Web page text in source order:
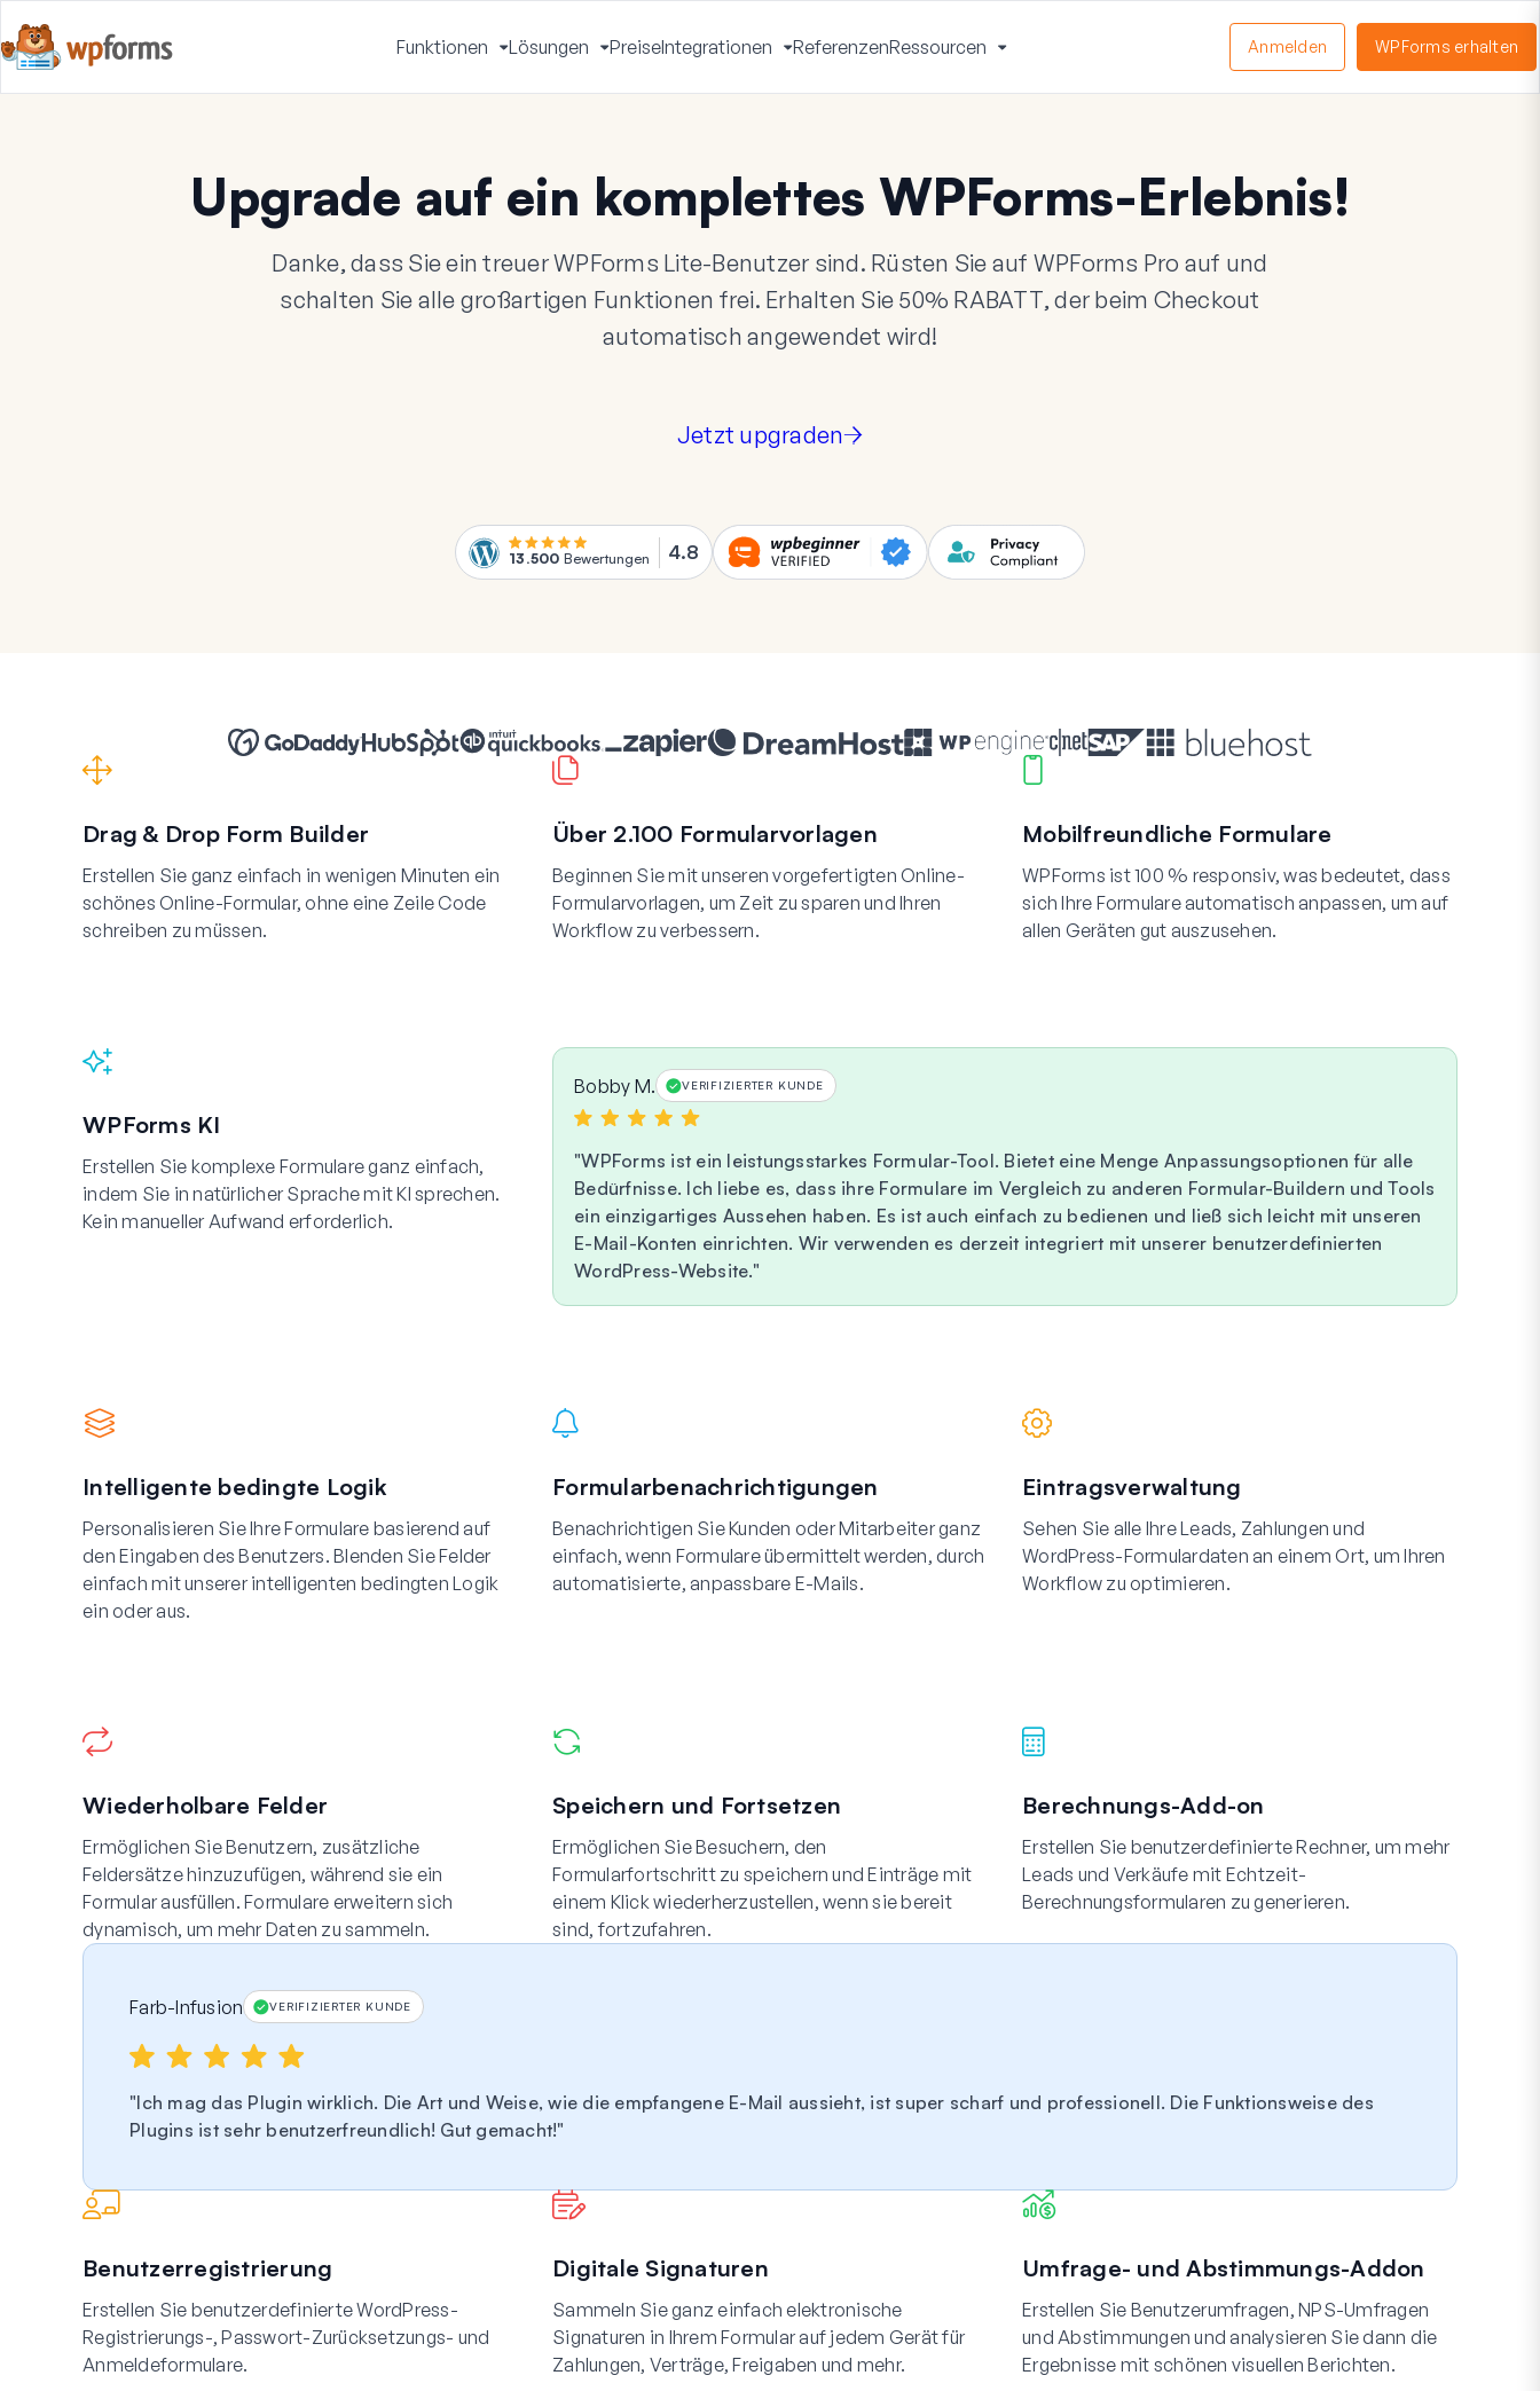
Funktionen
Menü
umschalten
Lösungen
Menü
umschalten
PreiseIntegrationen
Menü
umschalten
ReferenzenRessourcen
umschalten
Anmelden WPForms erhalten
Upgrade auf ein komplettes WPForms-Erlebnis!
Danke, dass Sie ein treuer WPForms Lite-Benutzer sind. Rüsten Sie auf WPForms Pro auf und
schalten Sie alle großartigen Funktionen frei. Erhalten Sie 50% RABATT, der beim Checkout
automatisch angewendet wird!
Jetzt upgraden
13.500 Bewertungen 4.8
Drag & Drop Form Builder
Erstellen Sie ganz einfach in wenigen Minuten ein
schönes Online-Formular, ohne eine Zeile Code
schreiben zu müssen.
Über 2.100 Formularvorlagen
Beginnen Sie mit unseren vorgefertigten Online-
Formularvorlagen, um Zeit zu sparen und Ihren
Workflow zu verbessern.
Mobilfreundliche Formulare
WPForms ist 100 % responsiv, was bedeutet, dass
sich Ihre Formulare automatisch anpassen, um auf
allen Geräten gut auszusehen.
WPForms KI
Erstellen Sie komplexe Formulare ganz einfach,
indem Sie in natürlicher Sprache mit KI sprechen.
Kein manueller Aufwand erforderlich.
Bobby M. VERIFIZIERTER KUNDE
WPForms ist ein leistungsstarkes Formular-Tool. Bietet eine Menge Anpassungsoptionen für alle
Bedürfnisse. Ich liebe es, dass ihre Formulare im Vergleich zu anderen Formular-Buildern und Tools
ein einzigartiges Aussehen haben. Es ist auch einfach zu bedienen und ließ sich leicht mit unseren
E-Mail-Konten einrichten. Wir verwenden es derzeit integriert mit unserer benutzerdefinierten
WordPress-Website.
Intelligente bedingte Logik
Personalisieren Sie Ihre Formulare basierend auf
den Eingaben des Benutzers. Blenden Sie Felder
einfach mit unserer intelligenten bedingten Logik
ein oder aus.
Formularbenachrichtigungen
Benachrichtigen Sie Kunden oder Mitarbeiter ganz
einfach, wenn Formulare übermittelt werden, durch
automatisierte, anpassbare E-Mails.
Eintragsverwaltung
Sehen Sie alle Ihre Leads, Zahlungen und
WordPress-Formulardaten an einem Ort, um Ihren
Workflow zu optimieren.
Wiederholbare Felder
Ermöglichen Sie Benutzern, zusätzliche
Feldersätze hinzuzufügen, während sie ein
Formular ausfüllen. Formulare erweitern sich
dynamisch, um mehr Daten zu sammeln.
Speichern und Fortsetzen
Ermöglichen Sie Besuchern, den
Formularfortschritt zu speichern und Einträge mit
einem Klick wiederherzustellen, wenn sie bereit
sind, fortzufahren.
Berechnungs-Add-on
Erstellen Sie benutzerdefinierte Rechner, um mehr
Leads und Verkäufe mit Echtzeit-
Berechnungsformularen zu generieren.
Farb-Infusion VERIFIZIERTER KUNDE
Ich mag das Plugin wirklich. Die Art und Weise, wie die empfangene E-Mail aussieht, ist super scharf und professionell. Die Funktionsweise des
Plugins ist sehr benutzerfreundlich! Gut gemacht!
Benutzerregistrierung
Erstellen Sie benutzerdefinierte WordPress-
Registrierungs-, Passwort-Zurücksetzungs- und
Anmeldeformulare.
Digitale Signaturen
Sammeln Sie ganz einfach elektronische
Signaturen in Ihrem Formular auf jedem Gerät für
Zahlungen, Verträge, Freigaben und mehr.
Umfrage- und Abstimmungs-Addon
Erstellen Sie Benutzerumfragen, NPS-Umfragen
und Abstimmungen und analysieren Sie dann die
Ergebnisse mit schönen visuellen Berichten.